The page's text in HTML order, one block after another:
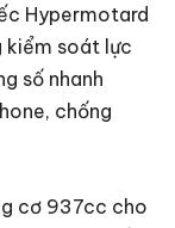
Hypermotard
kiểm soát lực
số nhanh
chống
cơ 937cc cho